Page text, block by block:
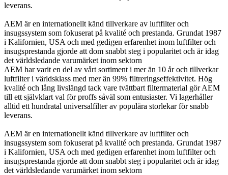
leverans.
AEM är en internationellt känd tillverkare av luftfilter och
insugssystem som fokuserat på kvalité och prestanda. Grundat 1987
i Kalifornien, USA och med gedigen erfarenhet inom luftfilter och
insugsprestanda gjorde att dom snabbt steg i popularitet och är idag
det världsledande varumärket inom sektorn
AEM har varit en del av vårt sortiment i mer än 10 år och tillverkar
luftfilter i världsklass med mer än 99% filtreringseffektivitet. Hög
kvalité och lång livslängd tack vare tvättbart filtermaterial gör AEM
till ett självklart val för proffs såväl som entusiaster. Vi lagerhåller
alltid ett hundratal universalfilter av populära storlekar för snabb
leverans.
AEM är en internationellt känd tillverkare av luftfilter och
insugssystem som fokuserat på kvalité och prestanda. Grundat 1987
i Kalifornien, USA och med gedigen erfarenhet inom luftfilter och
insugsprestanda gjorde att dom snabbt steg i popularitet och är idag
det världsledande varumärket inom sektorn